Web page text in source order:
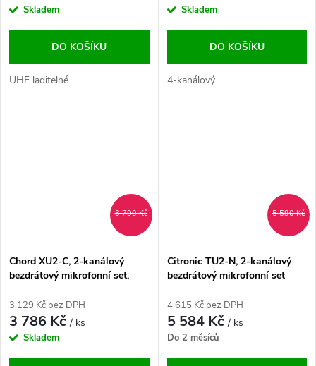
Skladem
DO KOŠÍKU
UHF laditelné...
Skladem
DO KOŠÍKU
4-kanálový...
3 790 Kč
Chord XU2-C, 2-kanálový
bezdrátový mikrofonní set,
3 129 Kč bez DPH
3 786 Kč/ ks
Skladem
5 590 Kč
Citronic TU2-N, 2-kanálový
bezdrátový mikrofonní set
4 615 Kč bez DPH
5 584 Kč/ ks
Do 2 měsíců